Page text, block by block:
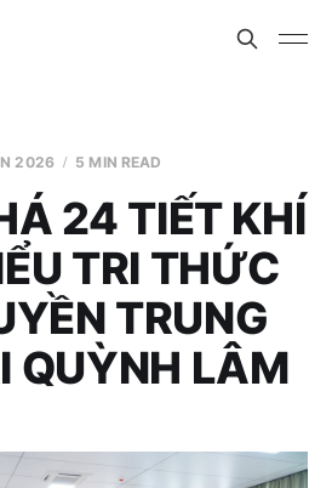
2026 5 MIN READ
24 TIẾT KHÍ
TRI THỨC
TRUNG
QUỲNH LÂM